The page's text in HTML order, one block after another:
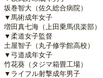
坂巻智大（佐久総合病院）
▼馬術成年女子
増田真七海（上田乗馬倶楽部）
▼柔道女子監督
土屋智子（丸子修学館高校）
▼弓道成年女子
竹花葵（タジマ箱畳工場）
▼ライフル射撃成年男子